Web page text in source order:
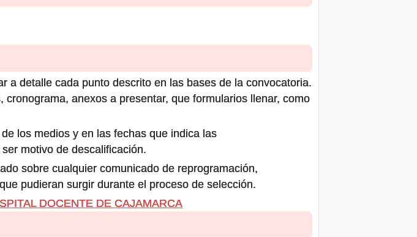
a detalle cada punto descrito en las bases de la convocatoria.
anexos a presentar, que formularios llenar, como
los medios y en las fechas que indica las
motivo de descalificación.
sobre cualquier comunicado de reprogramación,
pudieran surgir durante el proceso de selección.
DOCENTE DE CAJAMARCA